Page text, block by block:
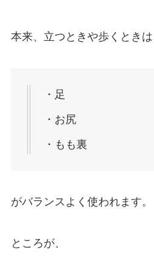
本来、立つときや歩くときは
・足
・お尻
・もも裏
がバランスよく使われます。
ところが、